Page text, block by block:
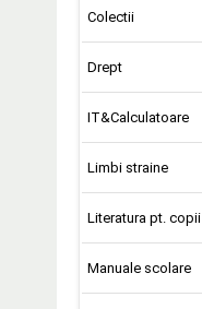
Colectii
Drept
IT&Calculatoare
Limbi straine
Literatura pt. copii
Manuale scolare